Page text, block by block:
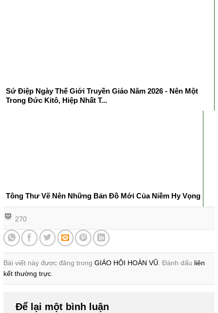
Sứ Điệp Ngày Thế Giới Truyền Giáo Năm 2026 - Nên Một
Trong Đức Kitô, Hiệp Nhất T...
Tông Thư Vẽ Nên Những Bản Đồ Mới Của Niềm Hy Vọng
270
Bài viết này được đăng trong GIÁO HỘI HOÀN VŨ. Đánh dấu liên
kết thường trực.
Để lại một bình luận